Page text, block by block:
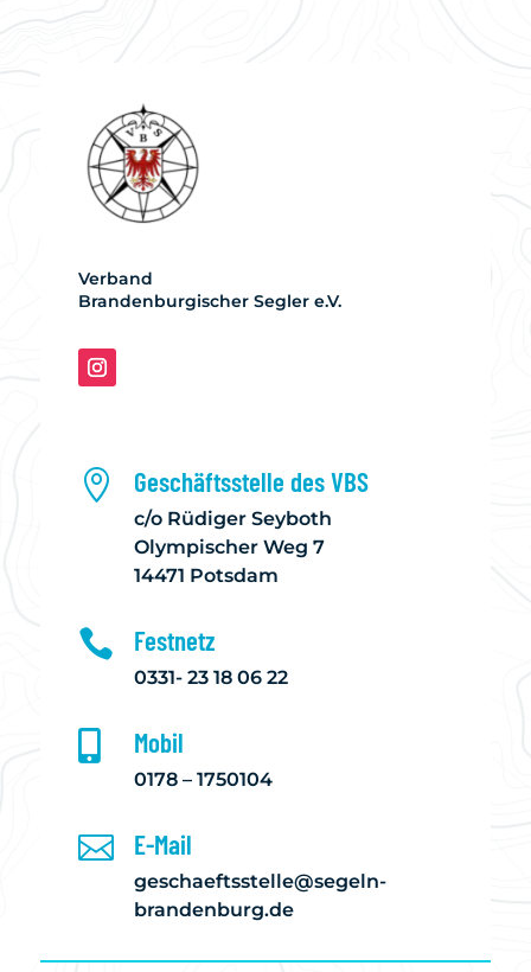
Verband
Brandenburgischer Segler e.V.
 Geschäftsstelle des VBS
c/o Rüdiger Seyboth
Olympischer Weg 7
14471 Potsdam
 Festnetz
0331- 23 18 06 22
 Mobil
0178 – 1750104
 E-Mail
geschaeftsstelle@segeln-
brandenburg.de